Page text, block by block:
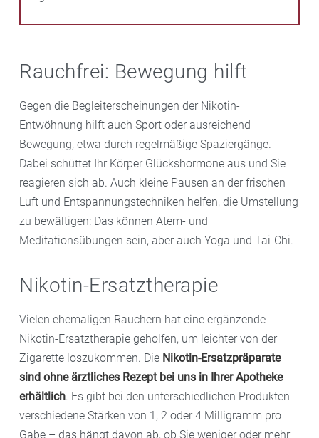
Rauchfrei: Bewegung hilft
Gegen die Begleiterscheinungen der Nikotin-
Entwöhnung hilft auch Sport oder ausreichend
Bewegung, etwa durch regelmäßige Spaziergänge.
Dabei schüttet Ihr Körper Glückshormone aus und Sie
reagieren sich ab. Auch kleine Pausen an der frischen
Luft und Entspannungstechniken helfen, die Umstellung
zu bewältigen: Das können Atem- und
Meditationsübungen sein, aber auch Yoga und Tai-Chi.
Nikotin-Ersatztherapie
Vielen ehemaligen Rauchern hat eine ergänzende
Nikotin-Ersatztherapie geholfen, um leichter von der
Zigarette loszukommen. Die Nikotin-Ersatzpräparate
sind ohne ärztliches Rezept bei uns in Ihrer Apotheke
erhältlich. Es gibt bei den unterschiedlichen Produkten
verschiedene Stärken von 1, 2 oder 4 Milligramm pro
Gabe – das hängt davon ab, ob Sie weniger oder mehr